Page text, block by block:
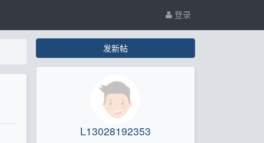
登录
发新帖
L13028192353